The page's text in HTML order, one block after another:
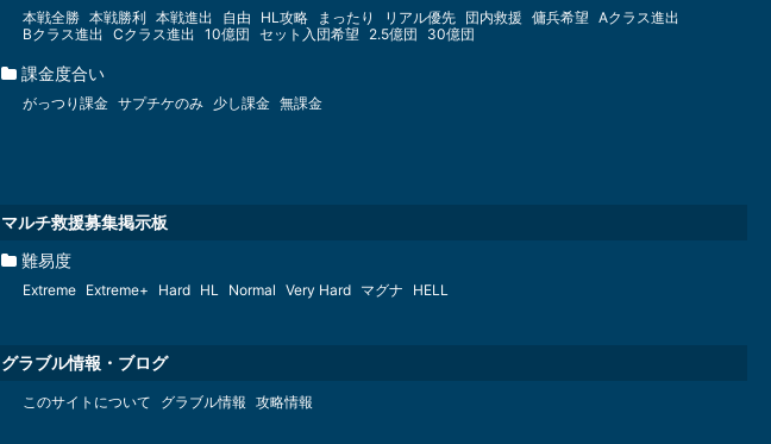
本戦全勝 本戦勝利 本戦進出 自由 HL攻略 まったり リアル優先 団内救援 傭兵希望 Aクラス進出
Bクラス進出 Cクラス進出 10億団 セット入団希望 2.5億団 30億団
課金度合い
がっつり課金 サプチケのみ 少し課金 無課金
マルチ救援募集掲示板
難易度
Extreme Extreme+ Hard HL Normal Very Hard マグナ HELL
グラブル情報・ブログ
このサイトについて グラブル情報 攻略情報